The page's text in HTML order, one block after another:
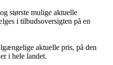
største mulige aktuelle
i tilbudsoversigten på en
aktuelle pris, på den
i hele landet.